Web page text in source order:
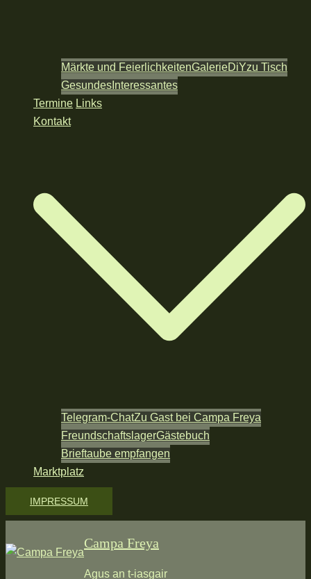
Märkte und FeierlichkeitenGalerieDiYzu Tisch
Gesundes Interessantes
Termine Links
Kontakt
Telegram-ChatZu Gast bei Campa Freya
FreundschaftslagerGästebuch
Brieftaube empfangen
Marktplatz
IMPRESSUM
Campa Freya
Agus an t-iasgair